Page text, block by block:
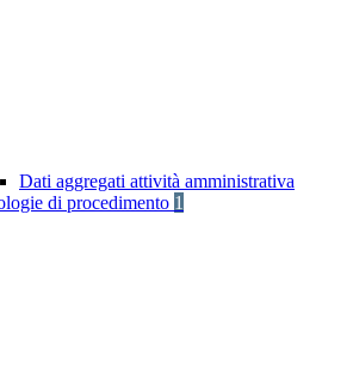
Dati aggregati attività amministrativa
di procedimento 1